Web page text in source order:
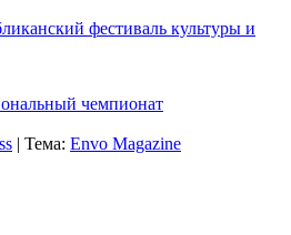
фестиваль культуры и
чемпионат
| Тема: Envo Magazine